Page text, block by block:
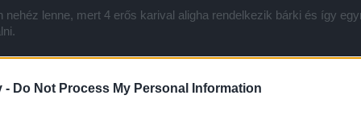
- Do Not Process My Personal Information
nehéz lenne, mert 4 erős karival aligha rendelkezik bárki és így
valamit, mert le van akadva. Mondjuk vadi új arénát is lehetne